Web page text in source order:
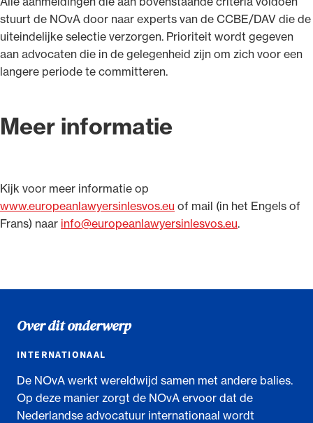
stuurt de NOvA door naar experts van de CCBE/DAV die de
uiteindelijke selectie verzorgen. Prioriteit wordt gegeven
aan advocaten die in de gelegenheid zijn om zich voor een
langere periode te committeren.
Meer informatie
Kijk voor meer informatie op
www.europeanlawyersinlesvos.eu of mail (in het Engels of
Frans) naar info@europeanlawyersinlesvos.eu.
Over dit onderwerp
INTERNATIONAAL
De NOvA werkt wereldwijd samen met andere balies.
Op deze manier zorgt de NOvA ervoor dat de
Nederlandse advocatuur internationaal wordt